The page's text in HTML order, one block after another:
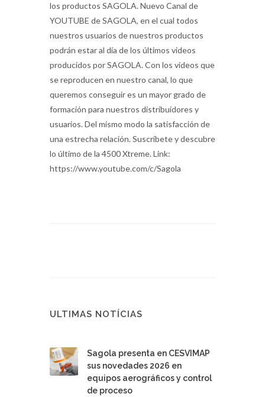
los productos SAGOLA. Nuevo Canal de
YOUTUBE de SAGOLA, en el cual todos
nuestros usuarios de nuestros productos
podrán estar al día de los últimos videos
producidos por SAGOLA. Con los videos que
se reproducen en nuestro canal, lo que
queremos conseguir es un mayor grado de
formación para nuestros distribuidores y
usuarios. Del mismo modo la satisfacción de
una estrecha relación. Suscríbete y descubre
lo último de la 4500 Xtreme. Link:
https://www.youtube.com/c/Sagola
ULTIMAS NOTÍCIAS
Sagola presenta en CESVIMAP
sus novedades 2026 en
equipos aerográficos y control
de proceso